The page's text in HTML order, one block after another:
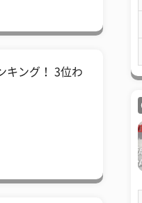
キング！ 3位わ